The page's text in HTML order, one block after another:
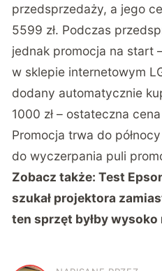
przedsprzedaży, a jego
5599 zł. Podczas
jednak promocja na start
w sklepie internetowym
dodany automatycznie
1000 zł – ostateczna
Promocja trwa do
do wyczerpania puli
Zobacz także:Test
szukał projektora
ten sprzęt byłby